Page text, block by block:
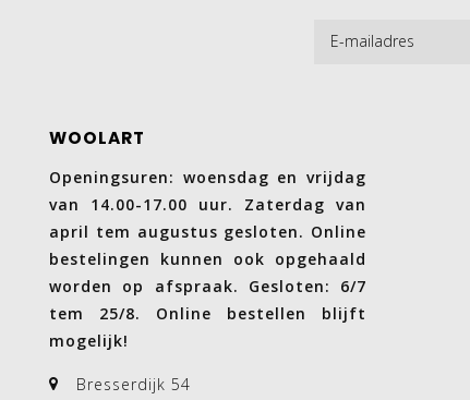
WOOLART
Openingsuren: woensdag en vrijdag
van 14.00-17.00 uur. Zaterdag van
april tem augustus gesloten. Online
bestelingen kunnen ook opgehaald
worden op afspraak. Gesloten: 6/7
tem 25/8. Online bestellen blijft
mogelijk!
Bresserdijk 54